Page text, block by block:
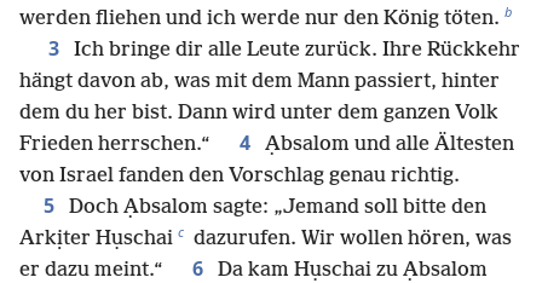
werden fliehen und ich werde nur den König töten. b
3
Ich bringe dir alle Leute zurück. Ihre Rückkehr
hängt davon ab, was mit dem Mann passiert, hinter
dem du her bist. Dann wird unter dem ganzen Volk
Frieden herrschen.“
4
Ạbsalom und alle Ältesten
von Israel fanden den Vorschlag genau richtig.
5
Doch Ạbsalom sagte: „Jemand soll bitte den
Arkịter Hụschai c dazurufen. Wir wollen hören, was
er dazu meint.“
6
Da kam Hụschai zu Ạbsalom